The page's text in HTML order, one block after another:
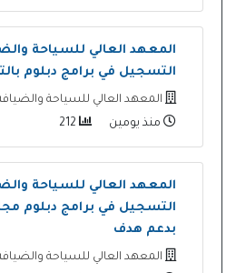
المعهد العالي للسياحة
التسجيل في برامج دبلوم
المعهد العالي للسياحة
منذ يومين
المعهد العالي للسياحة
التسجيل في برامج دبلوم
بدعم هدف
المعهد العالي للسياحة